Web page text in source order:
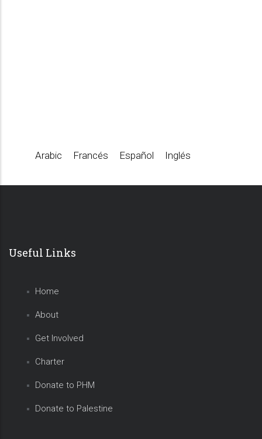
Arabic Francés Español Inglés
Useful Links
Home
About
Get Involved
Charter
Donate to PHM
Donate to Palestine